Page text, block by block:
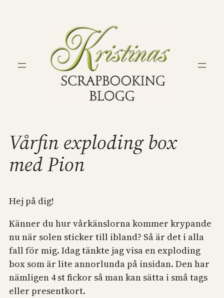
Vårfin exploding box
med Pion
Hej på dig!
Känner du hur vårkänslorna kommer krypande
nu när solen sticker till ibland? Så är det i alla
fall för mig. Idag tänkte jag visa en exploding
box som är lite annorlunda på insidan. Den har
nämligen 4 st fickor så man kan sätta i små tags
eller presentkort.